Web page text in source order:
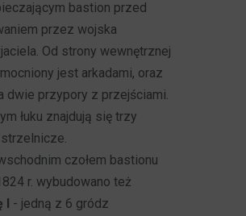
bastion przed
przez wojska
Od strony wewnętrznej
jest arkadami, oraz
dwie przypory z przejściami.
łuku znajdują się trzy
czołem bastionu
r. wybudowano też
I - jedną z 6 gródz